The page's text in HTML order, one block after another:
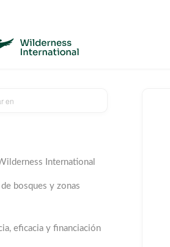
International
bosques y zonas
eficacia y financiación